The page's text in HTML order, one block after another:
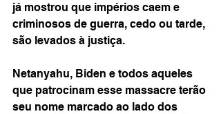
já mostrou que impérios caem e
criminosos de guerra, cedo ou tarde,
são levados à justiça.
Netanyahu, Biden e todos aqueles
que patrocinam esse massacre terão
seu nome marcado ao lado dos